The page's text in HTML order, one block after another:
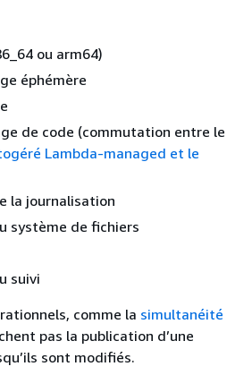
ou arm64)
éphémère
de code (commutation entre le
Lambda-managed et le
la journalisation
système de fichiers
suivi
comme la simultanéité
pas la publication d’une
sont modifiés.